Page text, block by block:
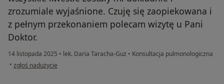
zrozumiale wyjaśnione. Czuję się zaopiekowana i
z pełnym przekonaniem polecam wizytę u Pani
Doktor.
14 listopada 2025 • lek. Daria Taracha-Guz • Konsultacja pulmonologiczna
• w opinii użytkownika Anna
zgłoś nadużycie